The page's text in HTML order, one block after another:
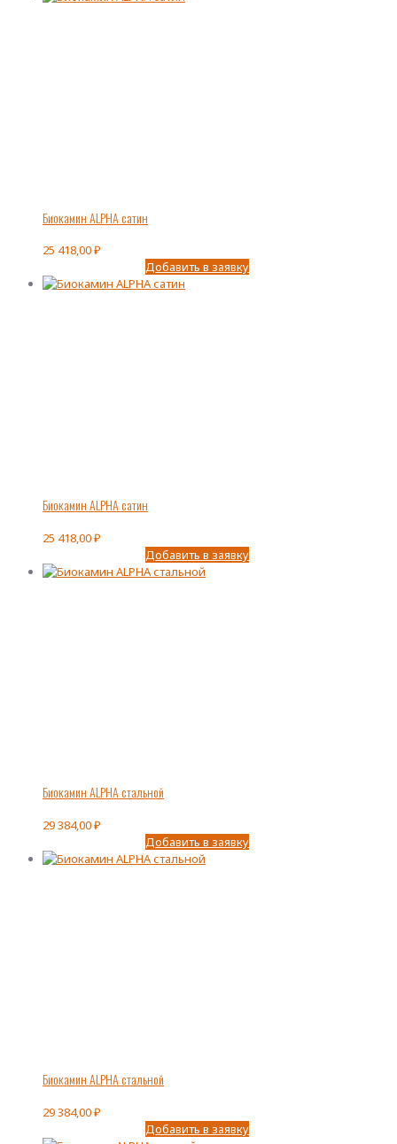
Биокамин ALPHA сатин
25 418,00₽
Добавить в заявку
Биокамин ALPHA сатин
25 418,00₽
Добавить в заявку
Биокамин ALPHA стальной
29 384,00₽
Добавить в заявку
Биокамин ALPHA стальной
29 384,00₽
Добавить в заявку